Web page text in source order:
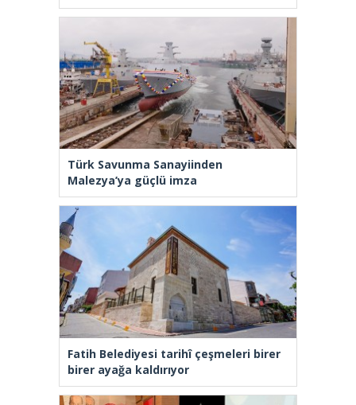
Türk Savunma Sanayiinden
Malezya’ya güçlü imza
Fatih Belediyesi tarihî çeşmeleri birer
birer ayağa kaldırıyor